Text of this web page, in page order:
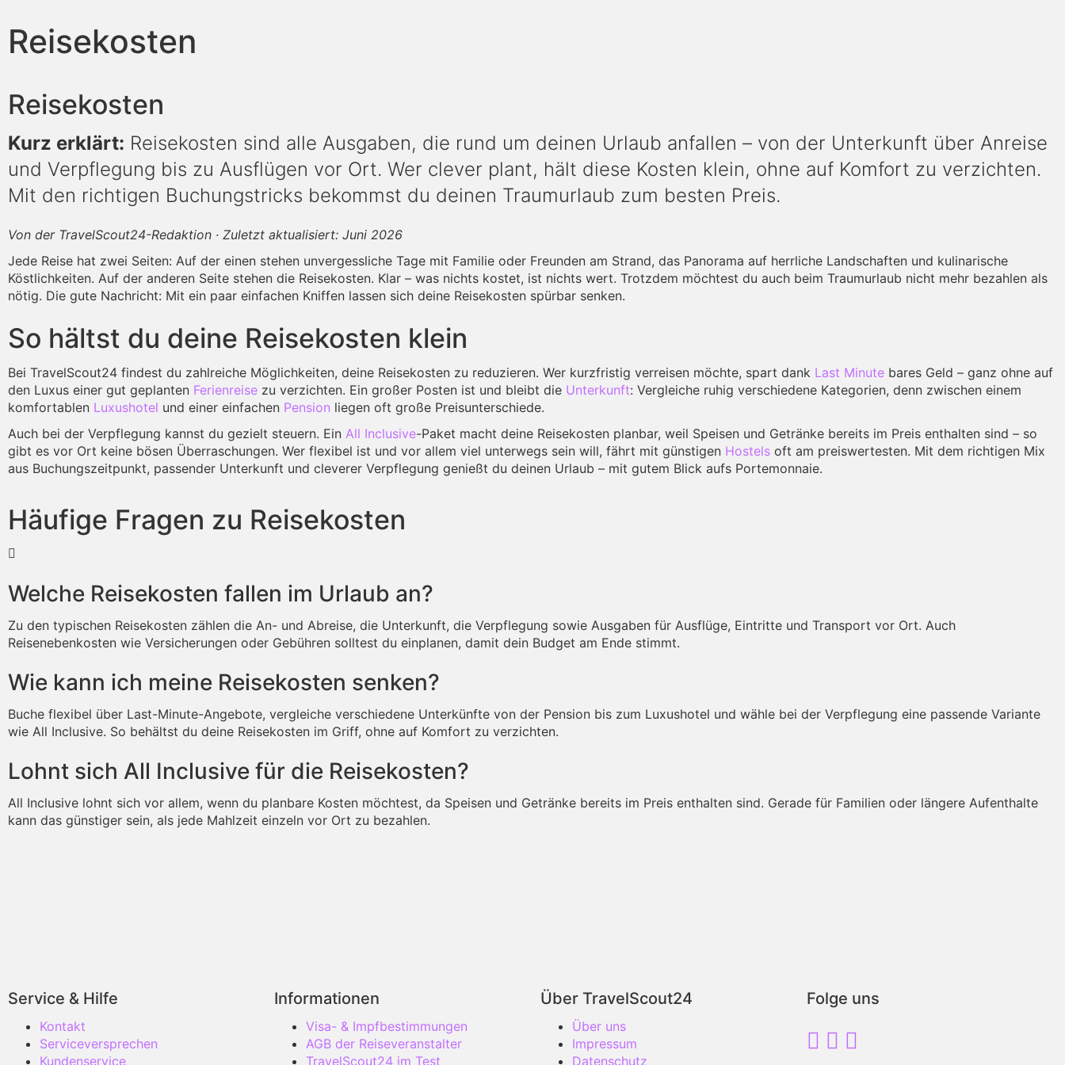
Reisekosten
Reisekosten
Kurz erklärt: Reisekosten sind alle Ausgaben, die rund um deinen Urlaub anfallen – von der Unterkunft über Anreise
und Verpflegung bis zu Ausflügen vor Ort. Wer clever plant, hält diese Kosten klein, ohne auf Komfort zu verzichten.
Mit den richtigen Buchungstricks bekommst du deinen Traumurlaub zum besten Preis.
Von der TravelScout24-Redaktion · Zuletzt aktualisiert: Juni 2026
Jede Reise hat zwei Seiten: Auf der einen stehen unvergessliche Tage mit Familie oder Freunden am Strand, das Panorama auf herrliche Landschaften und kulinarische
Köstlichkeiten. Auf der anderen Seite stehen die Reisekosten. Klar – was nichts kostet, ist nichts wert. Trotzdem möchtest du auch beim Traumurlaub nicht mehr bezahlen als
nötig. Die gute Nachricht: Mit ein paar einfachen Kniffen lassen sich deine Reisekosten spürbar senken.
So hältst du deine Reisekosten klein
Bei TravelScout24 findest du zahlreiche Möglichkeiten, deine Reisekosten zu reduzieren. Wer kurzfristig verreisen möchte, spart dank Last Minute bares Geld – ganz ohne auf
den Luxus einer gut geplanten Ferienreise zu verzichten. Ein großer Posten ist und bleibt die Unterkunft: Vergleiche ruhig verschiedene Kategorien, denn zwischen einem
komfortablen Luxushotel und einer einfachen Pension liegen oft große Preisunterschiede.
Auch bei der Verpflegung kannst du gezielt steuern. Ein All Inclusive-Paket macht deine Reisekosten planbar, weil Speisen und Getränke bereits im Preis enthalten sind – so
gibt es vor Ort keine bösen Überraschungen. Wer flexibel ist und vor allem viel unterwegs sein will, fährt mit günstigen Hostels oft am preiswertesten. Mit dem richtigen Mix
aus Buchungszeitpunkt, passender Unterkunft und cleverer Verpflegung genießt du deinen Urlaub – mit gutem Blick aufs Portemonnaie.
Häufige Fragen zu Reisekosten
Welche Reisekosten fallen im Urlaub an?
Zu den typischen Reisekosten zählen die An- und Abreise, die Unterkunft, die Verpflegung sowie Ausgaben für Ausflüge, Eintritte und Transport vor Ort. Auch
Reisenebenkosten wie Versicherungen oder Gebühren solltest du einplanen, damit dein Budget am Ende stimmt.
Wie kann ich meine Reisekosten senken?
Buche flexibel über Last-Minute-Angebote, vergleiche verschiedene Unterkünfte von der Pension bis zum Luxushotel und wähle bei der Verpflegung eine passende Variante
wie All Inclusive. So behältst du deine Reisekosten im Griff, ohne auf Komfort zu verzichten.
Lohnt sich All Inclusive für die Reisekosten?
All Inclusive lohnt sich vor allem, wenn du planbare Kosten möchtest, da Speisen und Getränke bereits im Preis enthalten sind. Gerade für Familien oder längere Aufenthalte
kann das günstiger sein, als jede Mahlzeit einzeln vor Ort zu bezahlen.
Service & Hilfe
Kontakt
Serviceversprechen
Kundenservice
Informationen
Visa- & Impfbestimmungen
AGB der Reiseveranstalter
TravelScout24 im Test
Über TravelScout24
Über uns
Impressum
Datenschutz
Folge uns